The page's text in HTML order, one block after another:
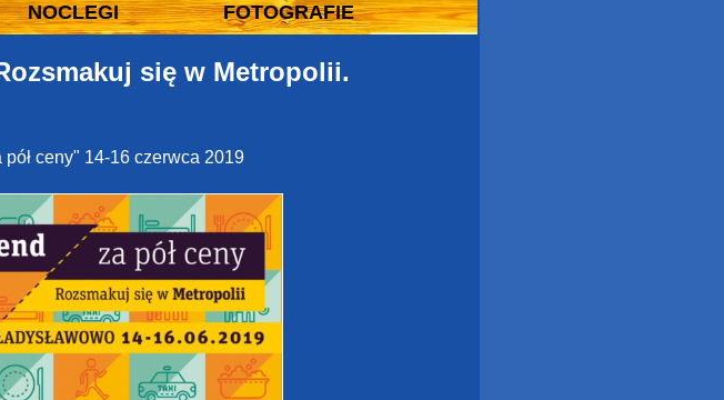
NOCLEGI FOTOGRAFIE
się w Metropolii.
ceny" 14-16 czerwca 2019